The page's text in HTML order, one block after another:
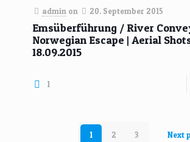
admin on 20. September 2015
Emsüberführung / River
Norwegian Escape | Aerial
18.09.2015
1
1 2 3 Next